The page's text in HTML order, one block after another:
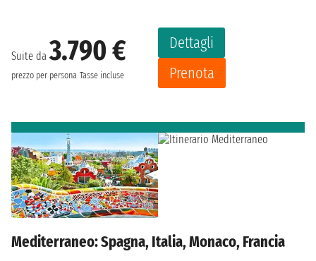
Suite da3.790 €
prezzo per persona Tasse incluse
Dettagli
Prenota
Mediterraneo: Spagna, Italia, Monaco, Francia